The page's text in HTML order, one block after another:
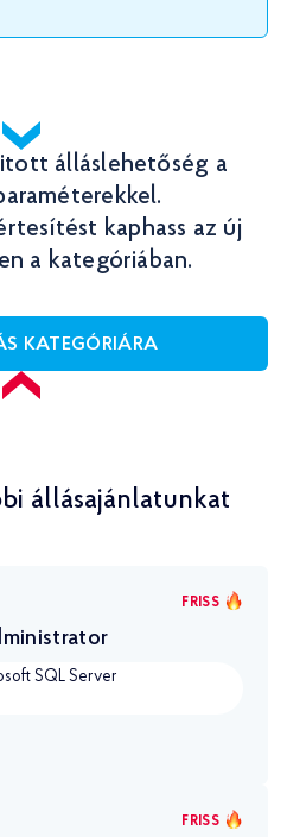
álláslehetőség a
kaphass az új
a kategóriában.
KATEGÓRIÁRA
állásajánlatunkat
FRISS
SQL Server
FRISS